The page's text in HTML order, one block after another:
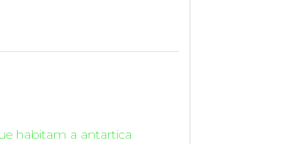
habitam a antartica